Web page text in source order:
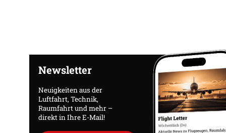
Newsletter
Neuigkeiten aus der
Luftfahrt, Technik,
Raumfahrt und mehr –
direkt in Ihre E-Mail!